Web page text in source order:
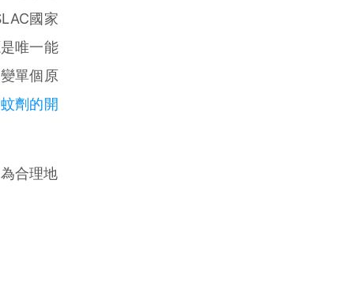
國家
唯一能
單個原
劑的開
合理地